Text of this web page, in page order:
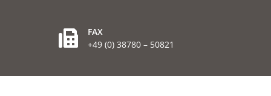
FAX
+49 (0) 38780 – 50821